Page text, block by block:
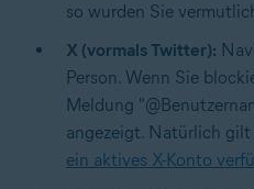
so wurden Sie
X (vormals Twitter):
Person. Wenn Sie
Meldung
angezeigt. Natürlich gilt
ein aktives X-Konto